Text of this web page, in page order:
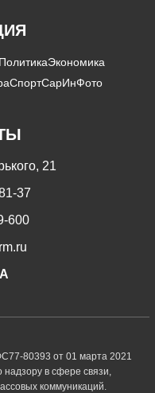
ПолитикаЭкономика
СпортСарИнФото
21
37
600
80393 от 01 марта 2021
в сфере связи,
коммуникаций.